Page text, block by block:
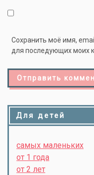
Сохранить моё имя,
для последующих моих
Для детей
самых маленьких
от 1 года
от 2 лет